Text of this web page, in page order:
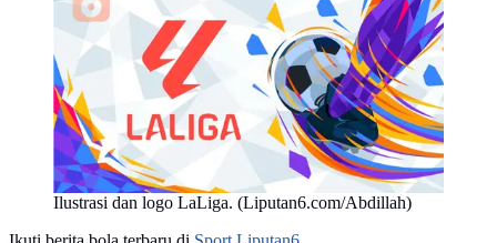
Ilustrasi dan logo LaLiga. (Liputan6.com/Abdillah)